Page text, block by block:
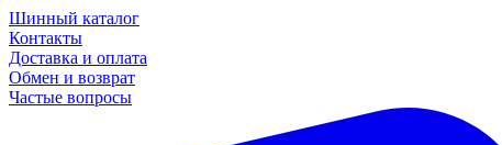
Шинный каталог
Контакты
Доставка и оплата
Обмен и возврат
Частые вопросы